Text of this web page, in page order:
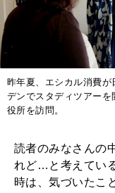
昨年夏、エシカル消費
デンでスタディツアー
役所を訪問。
読者のみなさんの
れど…と考えてい
時は、気づいたこ